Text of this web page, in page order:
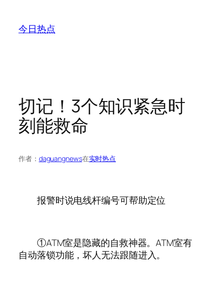
今日热点
切记！3个知识紧急时
刻能救命
作者： daguangnews在实时热点
报警时说电线杆编号可帮助定位
①ATM室是隐藏的自救神器。ATM室有
自动落锁功能，坏人无法跟随进入。